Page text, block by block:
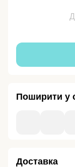
Поширити у
Доставка